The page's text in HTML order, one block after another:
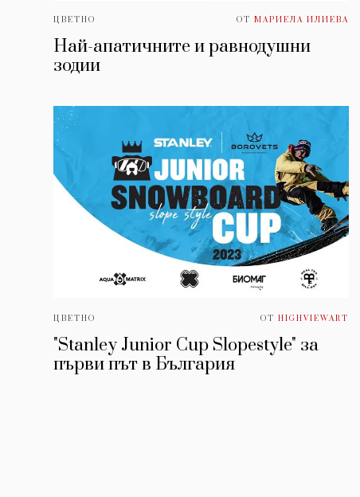
ЦВЕТНО ОТМАРИЕЛА ИЛИЕВА
Най-апатичните и равнодушни
зодии
ЦВЕТНО ОТHIGHVIEWART
"Stanley Junior Cup Slopestyle" за
първи път в България